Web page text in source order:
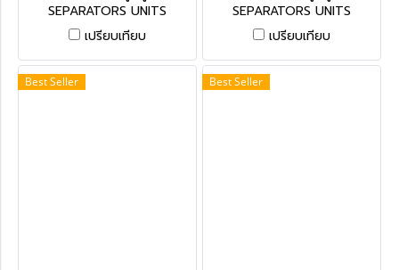
SEPARATORS UNITS
เปรียบเทียบ
SEPARATORS UNITS
เปรียบเทียบ
Best Seller Best Seller